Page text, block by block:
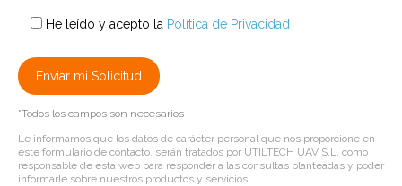
He leído y acepto la Política de Privacidad
*Todos los campos son necesarios
Le informamos que los datos de carácter personal que nos proporcione en
este formulario de contacto, serán tratados por UTILTECH UAV S.L. como
responsable de esta web para responder a las consultas planteadas y poder
informarle sobre nuestros productos y servicios.